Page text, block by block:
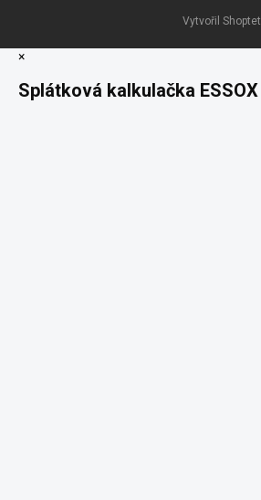
Vytvořil Shoptet
×
Splátková kalkulačka ESSOX